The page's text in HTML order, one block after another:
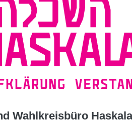
Wahlkreisbüro